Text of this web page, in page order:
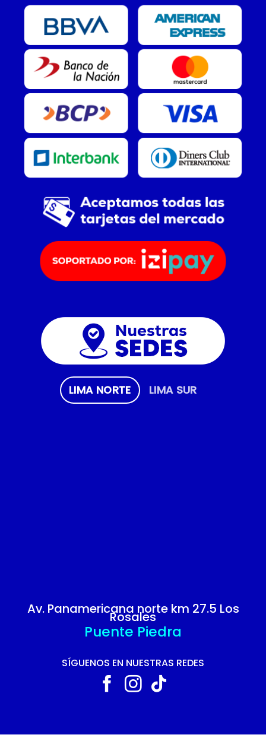
LIMA NORTE LIMA SUR
Av. Panamericana norte km 27.5 Los
Rosales
Puente Piedra
SÍGUENOS EN NUESTRAS REDES